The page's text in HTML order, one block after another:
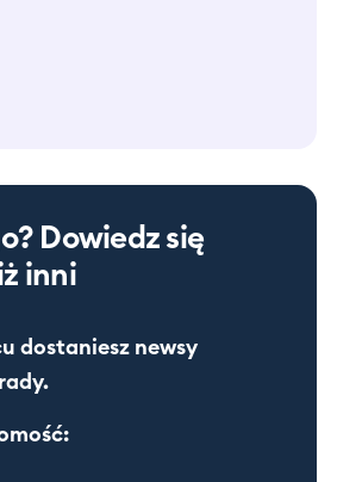
Dowiedz się
inni
dostaniesz newsy